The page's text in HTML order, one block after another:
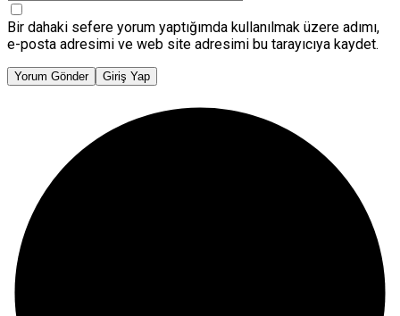
Bir dahaki sefere yorum yaptığımda kullanılmak üzere adımı,
e-posta adresimi ve web site adresimi bu tarayıcıya kaydet.
Yorum Gönder Giriş Yap